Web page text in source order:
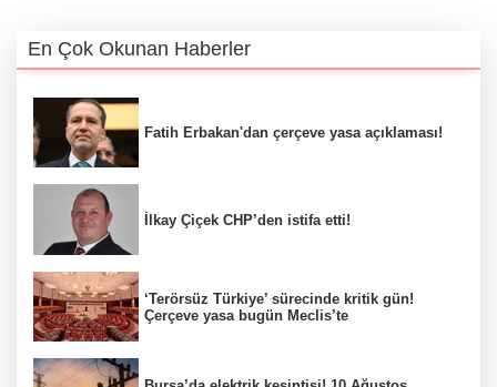
En Çok Okunan Haberler
Fatih Erbakan'dan çerçeve yasa açıklaması!
İlkay Çiçek CHP’den istifa etti!
‘Terörsüz Türkiye’ sürecinde kritik gün!
Çerçeve yasa bugün Meclis’te